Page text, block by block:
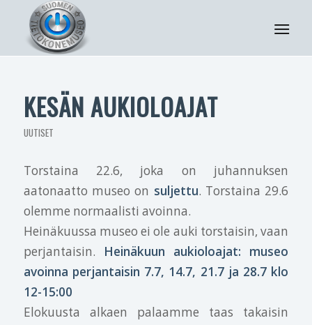
KESÄN AUKIOLOAJAT
UUTISET
Torstaina 22.6, joka on juhannuksen
aatonaatto museo on suljettu. Torstaina 29.6
olemme normaalisti avoinna.
Heinäkuussa museo ei ole auki torstaisin, vaan
perjantaisin. Heinäkuun aukioloajat: museo
avoinna perjantaisin 7.7, 14.7, 21.7 ja 28.7 klo
12-15:00
Elokuusta alkaen palaamme taas takaisin